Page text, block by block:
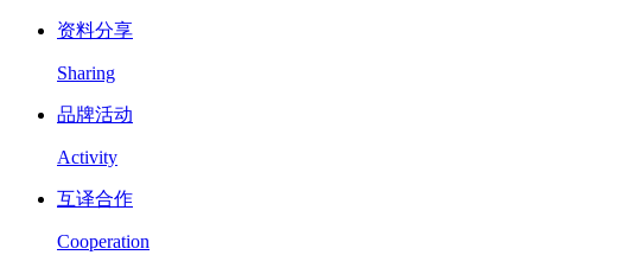
资料分享
Sharing
品牌活动
Activity
互译合作
Cooperation